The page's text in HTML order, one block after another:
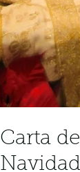
Carta
Navidad